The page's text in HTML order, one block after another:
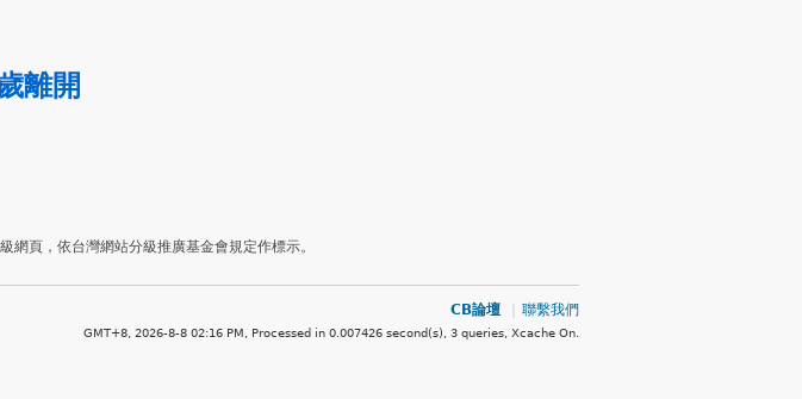
離開
頁，依台灣網站分級推廣基金會規定作標示。
CB論壇 聯繫我們
GMT+8, 2026-8-8 02:16 PM, Processed in 0.007426 second(s), 3 queries, Xcache On